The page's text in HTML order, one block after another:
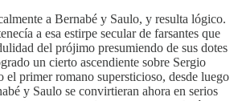
a Bernabé y Saulo, y resulta lógico.
a esa estirpe secular de farsantes que
del prójimo presumiendo de sus dotes
un cierto ascendiente sobre Sergio
el primer romano supersticioso, desde luego
y Saulo se convirtieran ahora en serios